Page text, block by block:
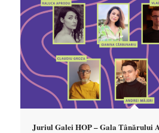
Juriul Galei HOP – Gala Tânărului